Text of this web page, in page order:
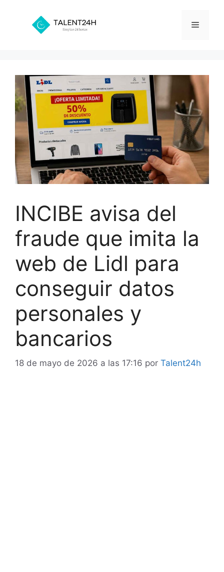
contenido
Menú
INCIBE avisa del
fraude que imita la
web de Lidl para
conseguir datos
personales y
bancarios
18 de mayo de 2026 a las 17:16 por Talent24h